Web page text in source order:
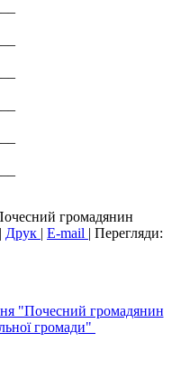
громадянин
| Друк | E-mail | Перегляди:
"Почесний громадянин
громади"